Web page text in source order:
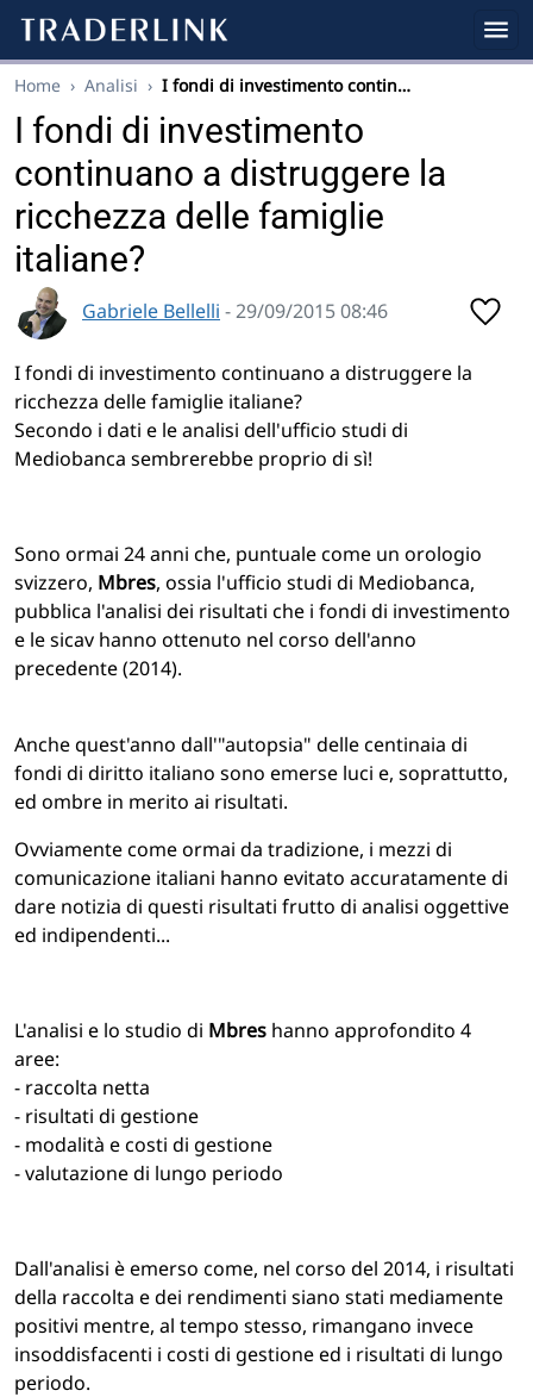
Home › Analisi › I fondi di investimento contin…
I fondi di investimento
continuano a distruggere la
ricchezza delle famiglie
italiane?
Gabriele Bellelli - 29/09/2015 08:46
I fondi di investimento continuano a distruggere la
ricchezza delle famiglie italiane?
Secondo i dati e le analisi dell'ufficio studi di
Mediobanca sembrerebbe proprio di sì!
Sono ormai 24 anni che, puntuale come un orologio
svizzero, Mbres, ossia l'ufficio studi di Mediobanca,
pubblica l'analisi dei risultati che i fondi di investimento
e le sicav hanno ottenuto nel corso dell'anno
precedente (2014).
Anche quest'anno dall'"autopsia" delle centinaia di
fondi di diritto italiano sono emerse luci e, soprattutto,
ed ombre in merito ai risultati.
Ovviamente come ormai da tradizione, i mezzi di
comunicazione italiani hanno evitato accuratamente di
dare notizia di questi risultati frutto di analisi oggettive
ed indipendenti...
L'analisi e lo studio di Mbres hanno approfondito 4
aree:
- raccolta netta
- risultati di gestione
- modalità e costi di gestione
- valutazione di lungo periodo
Dall'analisi è emerso come, nel corso del 2014, i risultati
della raccolta e dei rendimenti siano stati mediamente
positivi mentre, al tempo stesso, rimangano invece
insoddisfacenti i costi di gestione ed i risultati di lungo
periodo.